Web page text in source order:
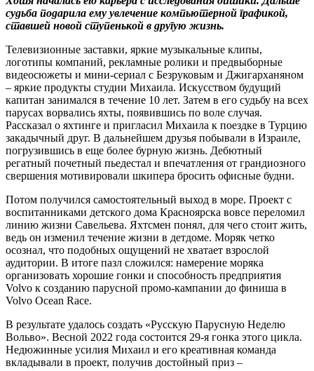
судьба подарила ему увлечение компьютерной графикой,
ставшей новой ступенькой в другую жизнь.
Телевизионные заставки, яркие музыкальные клипы,
логотипы компаний, рекламные ролики и предвыборные
видеосюжеты и мини-сериал с Безруковым и Джигарханяном
– яркие продукты студии Михаила. Искусством будущий
капитан занимался в течение 10 лет. Затем в его судьбу на всех
парусах ворвались яхты, появившись по воле случая.
Рассказал о яхтинге и пригласил Михаила к поездке в Турцию
закадычный друг. В дальнейшем друзья побывали в Израиле,
погрузившись в еще более бурную жизнь. Дебютный
регатный почетный пьедестал и впечатления от грандиозного
свершения мотивировали шкипера бросить офисные будни.
Потом получился самостоятельный выход в море. Проект с
воспитанниками детского дома Красноярска вовсе переломил
линию жизни Савельева. Яхтсмен понял, для чего стоит жить,
ведь он изменил течение жизни в детдоме. Моряк четко
осознал, что подобных ощущений не хватает взрослой
аудитории. В итоге пазл сложился: намерение моряка
организовать хорошие гонки и способность предприятия
Volvo к созданию парусной промо-кампании до финиша в
Volvo Ocean Race.
В результате удалось создать «Русскую Парусную Неделю
Вольво». Весной 2022 года состоится 29-я гонка этого цикла.
Недюжинные усилия Михаил и его креативная команда
вкладывали в проект, получив достойный приз –